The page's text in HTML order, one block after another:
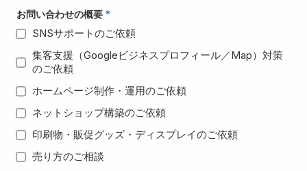
お問い合わせの概要 *
SNSサポートのご依頼
集客支援（Googleビジネスプロフィール／Map）対策
のご依頼
ホームページ制作・運用のご依頼
ネットショップ構築のご依頼
印刷物・販促グッズ・ディスプレイのご依頼
売り方のご相談